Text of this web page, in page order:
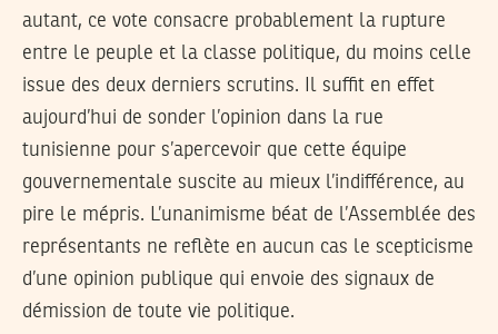
autant, ce vote consacre probablement la rupture
entre le peuple et la classe politique, du moins celle
issue des deux derniers scrutins. Il suffit en effet
aujourd’hui de sonder l’opinion dans la rue
tunisienne pour s’apercevoir que cette équipe
gouvernementale suscite au mieux l’indifférence, au
pire le mépris. L’unanimisme béat de l’Assemblée des
représentants ne reflète en aucun cas le scepticisme
d’une opinion publique qui envoie des signaux de
démission de toute vie politique.